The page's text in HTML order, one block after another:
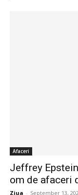
Afaceri
Jeffrey
om de afaceri
Ziua - September 13,